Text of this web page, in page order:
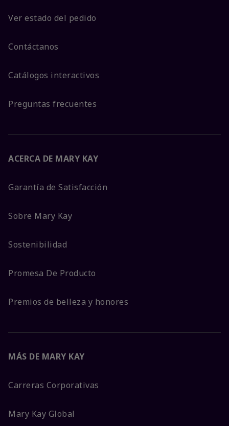
Ver estado del pedido
Contáctanos
Catálogos interactivos
Preguntas frecuentes
ACERCA DE MARY KAY
Garantía de Satisfacción
Sobre Mary Kay
Sostenibilidad
Promesa De Producto
Premios de belleza y honores
MÁS DE MARY KAY
Carreras Corporativas
Mary Kay Global